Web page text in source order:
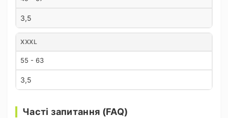
3,5
XXXL
55 - 63
3,5
Часті запитання (FAQ)